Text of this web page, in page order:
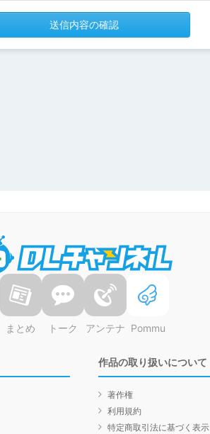
送信内容の確認
まとめ トーク アンテナ Pommu
作品の取り扱いについて
著作権
利用規約
特定商取引法に基づく表示